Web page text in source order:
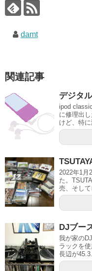
damt
関連記事
デジタ
ipod
に修理出
けど、特
2022年1月
た。
売、そし
DJブー
我が家の
ラックを
長辺が